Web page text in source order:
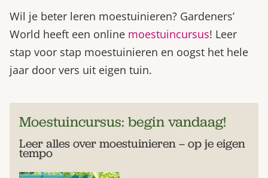
Wil je beter leren moestuinieren? Gardeners’
World heeft een online moestuincursus! Leer
stap voor stap moestuinieren en oogst het hele
jaar door vers uit eigen tuin.
Moestuincursus: begin vandaag!
Leer alles over moestuinieren – op je eigen
tempo